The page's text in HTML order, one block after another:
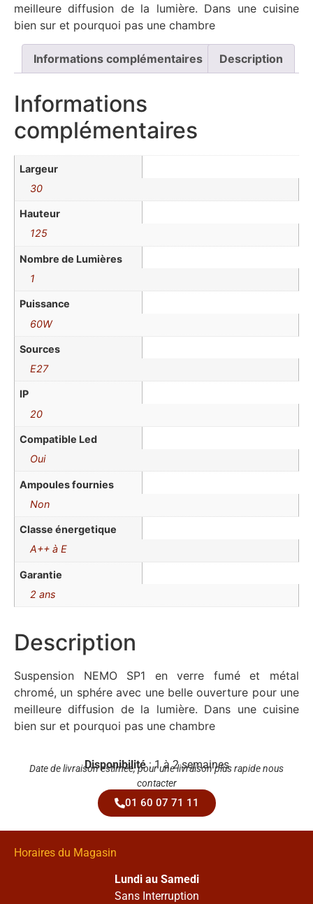
meilleure diffusion de la lumière. Dans une cuisine
bien sur et pourquoi pas une chambre
Informations complémentaires Description
Informations
complémentaires
Largeur
30
Hauteur
125
Nombre de Lumières
1
Puissance
60W
Sources
E27
IP
20
Compatible Led
Oui
Ampoules fournies
Non
Classe énergetique
A++ à E
Garantie
2 ans
Description
Suspension NEMO SP1 en verre fumé et métal
chromé, un sphére avec une belle ouverture pour une
meilleure diffusion de la lumière. Dans une cuisine
bien sur et pourquoi pas une chambre
Disponibilité: 1 à 2 semaines
Date de livraison estimée, pour une livraison plus rapide nous
contacter
01 60 07 71 11
Horaires du Magasin
Lundi au Samedi
Sans Interruption